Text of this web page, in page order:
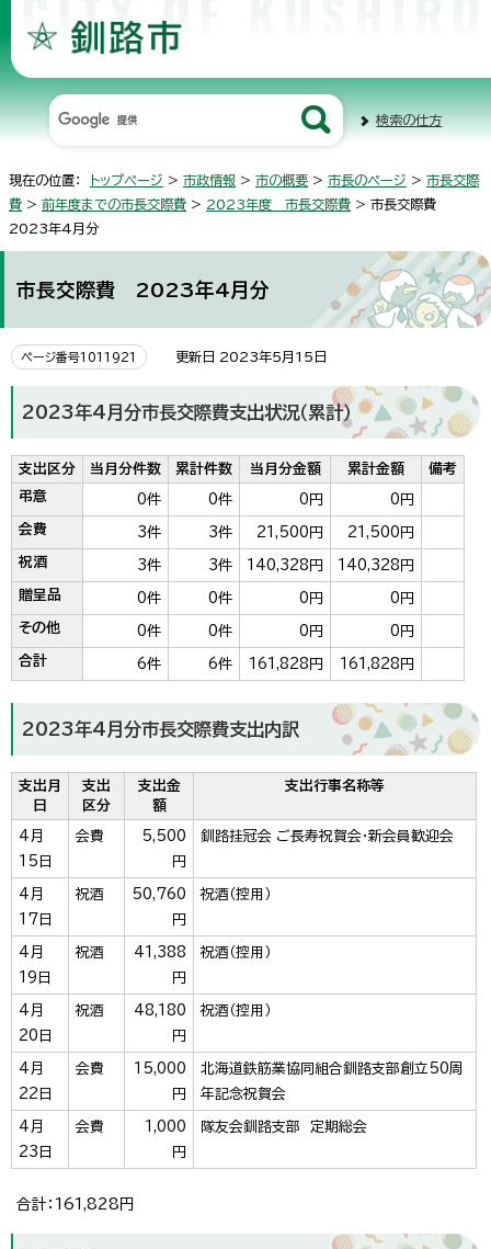
検索の仕方
現在の位置： トップページ > 市政情報 > 市の概要 > 市長のページ > 市長交際
費 > 前年度までの市長交際費 > 2023年度 市長交際費 > 市長交際費
2023年4月分
市長交際費 2023年4月分
ページ番号1011921 更新日 2023年5月15日
2023年4月分市長交際費支出状況（累計）
支出区分 当月分件数 累計件数 当月分金額 累計金額
備考
弔意
0件 0件 0円 0円
会費 3件 3件 21,500円 21,500円
祝酒 3件 3件 140,328円 140,328円
贈呈品 0件 0件 0円 0円
その他 0件 0件 0円 0円
合計 6件 6件 161,828円 161,828円
2023年4月分市長交際費支出内訳
支出月
日
支出
区分
支出金
額
支出行事名称等
4月
15日
会費
5,500
円
釧路挂冠会 ご長寿祝賀会・新会員歓迎会
4月
17日
祝酒
50,760
円
祝酒（控用）
4月
19日
祝酒
41,388
円
祝酒（控用）
4月
20日
祝酒
48,180
円
祝酒（控用）
4月
22日
会費
15,000
円
北海道鉄筋業協同組合釧路支部創立50周
年記念祝賀会
4月
23日
会費
1,000
円
隊友会釧路支部 定期総会
合計：161,828円